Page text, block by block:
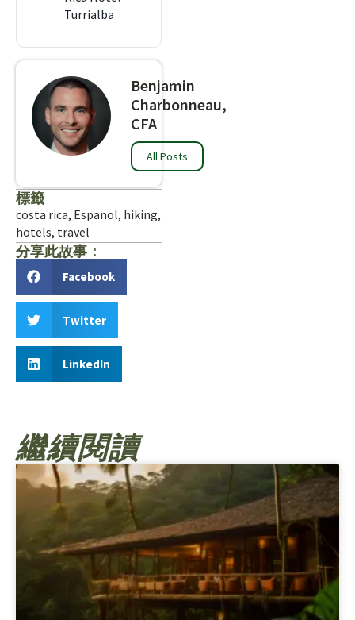
Turrialba
Benjamin
Charbonneau,
CFA
All Posts
標籤
costa rica, Espanol, hiking,
hotels, travel
分享此故事：
Facebook
Twitter
LinkedIn
繼續閱讀